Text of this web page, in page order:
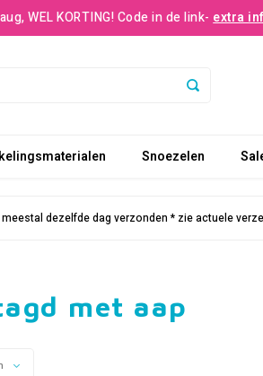
WEL KORTING! Code in de link- extra
Snoezelen
dezelfde dag verzonden * zie actuele
met aap